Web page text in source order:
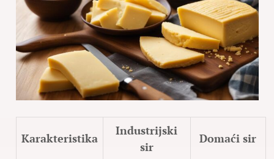
Karakteristika
Industrijski
sir
Domaći sir